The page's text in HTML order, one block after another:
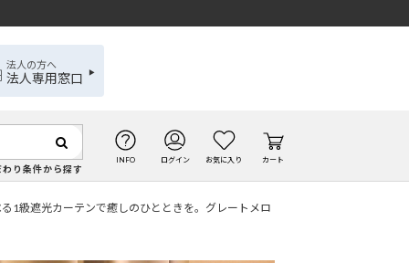
法人の方へ
法人専用窓口
り条件から探す
INFO ログイン お気に入り カート
1級遮光カーテンで癒しのひとときを。グレートメロ